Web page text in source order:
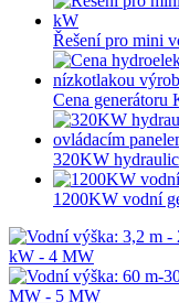
Řešení pro mini
Cena generátoru
320KW
1200KW vodní